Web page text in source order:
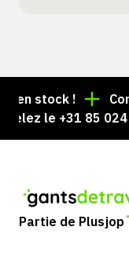
stock !
le +31 85 024
Partie de Plusjop